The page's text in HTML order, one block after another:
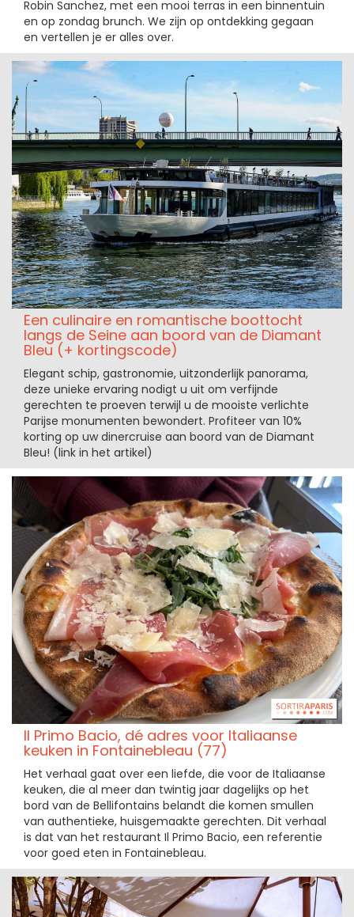
Robin Sanchez, met een mooi terras in een binnentuin
en op zondag brunch. We zijn op ontdekking gegaan
en vertellen je er alles over.
Een culinaire en romantische boottocht
langs de Seine aan boord van de Diamant
Bleu (+ kortingscode)
Elegant schip, gastronomie, uitzonderlijk panorama,
deze unieke ervaring nodigt u uit om verfijnde
gerechten te proeven terwijl u de mooiste verlichte
Parijse monumenten bewondert. Profiteer van 10%
korting op uw dinercruise aan boord van de Diamant
Bleu! (link in het artikel)
Il Primo Bacio, dé adres voor Italiaanse
keuken in Fontainebleau (77)
Het verhaal gaat over een liefde, die voor de Italiaanse
keuken, die al meer dan twintig jaar dagelijks op het
bord van de Bellifontains belandt die komen smullen
van authentieke, huisgemaakte gerechten. Dit verhaal
is dat van het restaurant Il Primo Bacio, een referentie
voor goed eten in Fontainebleau.